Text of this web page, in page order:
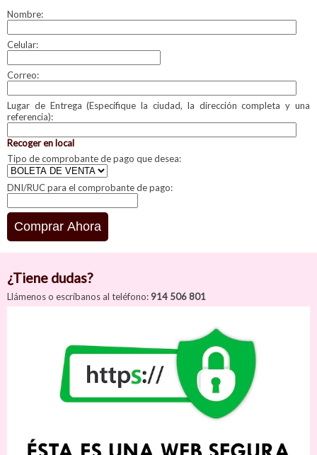
Nombre:
Celular:
Correo:
Lugar de Entrega (Especifique la ciudad, la dirección completa y una
referencia):
Recoger en local
Tipo de comprobante de pago que desea:
DNI/RUC para el comprobante de pago:
¿Tiene dudas?
Llámenos o escríbanos al teléfono: 914 506 801